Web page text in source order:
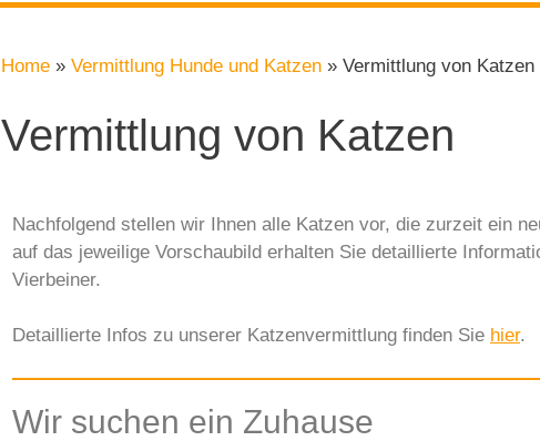
Home » Vermittlung Hunde und Katzen » Vermittlung von Katzen
Vermittlung von Katzen
Nachfolgend stellen wir Ihnen alle Katzen vor, die zurzeit ein
auf das jeweilige Vorschaubild erhalten Sie detaillierte
Vierbeiner.
Detaillierte Infos zu unserer Katzenvermittlung finden Sie hier.
Wir suchen ein Zuhause